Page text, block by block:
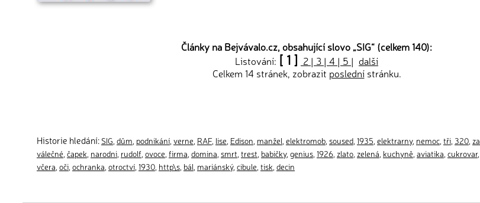
Články na Bejvávalo.cz, obsahující slovo „SIG“ (celkem 140):
Listování: [ 1 ] 2 | 3 | 4 | 5 | další
Celkem 14 stránek, zobrazit poslednístránku.
Historie hledání: SIG dům podnikání verne RAF, lise Edison manžel elektromob soused 1935 elektrarny, nemoc tři 320
válečné čapek narodni rudolf ovoce firma domina smrt trest babičky, genius 1926 zlato zelená kuchyně aviatika cukrovar,
včera oči ochranka otroctví 1930 http\s bál mariánský, cibule tisk decin